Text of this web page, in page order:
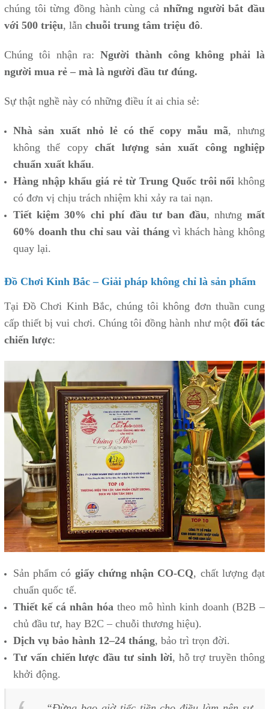
chúng tôi từng đồng hành cùng cả những người bắt đầu
với 500 triệu, lẫn chuỗi trung tâm triệu đô.
Chúng tôi nhận ra:Người thành công không phải là
người mua rẻ – mà là người đầu tư đúng.
Sự thật nghề này có những điều ít ai chia sẻ:
Nhà sản xuất nhỏ lẻ có thể copy mẫu mã, nhưng
không thể copychất lượng sản xuất công nghiệp
chuẩn xuất khẩu.
Hàng nhập khẩu giá rẻ từ Trung Quốc trôi nổi không
có đơn vị chịu trách nhiệm khi xảy ra tai nạn.
Tiết kiệm 30% chi phí đầu tư ban đầu, nhưngmất
60% doanh thu chỉ sau vài thángvì khách hàng không
quay lại.
Đồ Chơi Kinh Bắc – Giải pháp không chỉ là sản phẩm
Tại Đồ Chơi Kinh Bắc, chúng tôi không đơn thuần cung
cấp thiết bị vui chơi. Chúng tôi đồng hành như một đối tác
chiến lược:
Sản phẩm có giấy chứng nhận CO-CQ, chất lượng đạt
chuẩn quốc tế.
Thiết kế cá nhân hóa theo mô hình kinh doanh (B2B –
chủ đầu tư, hay B2C – chuỗi thương hiệu).
Dịch vụ bảo hành 12–24 tháng, bảo trì trọn đời.
Tư vấn chiến lược đầu tư sinh lời, hỗ trợ truyền thông
khởi động.